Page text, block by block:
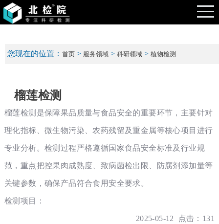
您现在的位置： 首页 > 服务领域 > 科研领域 > 植物检测
榴莲检测
榴莲检测是保障果品质量与食品安全的重要环节，主要针对
理化指标、微生物污染、农药残留及重金属等核心项目进行
专业分析。检测过程严格遵循国家食品安全标准及行业规
范，重点把控果肉成熟度、致病菌检出限、防腐剂添加量等
关键参数，确保产品符合食用安全要求。
检测项目：
2025-05-12 点击：131